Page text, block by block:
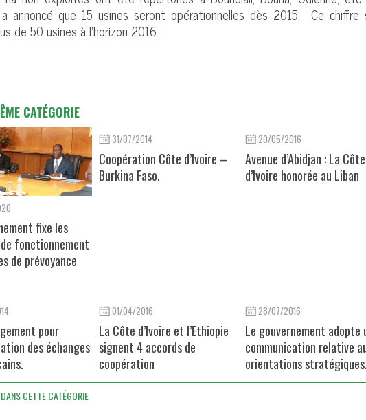
annoncé que 15 usines seront opérationnelles dès 2015. Ce chiffre
de 50 usines à l’horizon 2016.
CATÉGORIE
fixe les
fonctionnement
de prévoyance
31/07/2014
Coopération Côte d’Ivoire –
Burkina Faso.
20/05/2016
Avenue d’Abidjan : La Côte
d’Ivoire honorée au Liban
pour
des échanges
01/04/2016
La Côte d’Ivoire et l’Ethiopie
signent 4 accords de
coopération
28/07/2016
Le gouvernement adopte
communication relative
orientations
CETTE CATÉGORIE